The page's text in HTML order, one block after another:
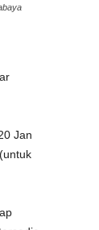
Jan